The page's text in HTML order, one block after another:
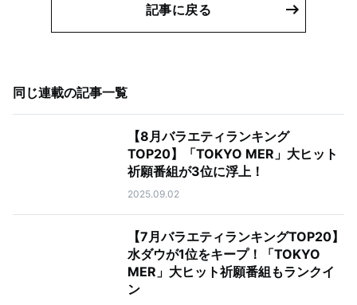
記事に戻る
同じ連載の記事一覧
【8月バラエティランキング
TOP20】「TOKYO MER」大ヒット
祈願番組が3位に浮上！
2025.09.02
【7月バラエティランキングTOP20】
水ダウが1位をキープ！「TOKYO
MER」大ヒット祈願番組もランクイ
ン